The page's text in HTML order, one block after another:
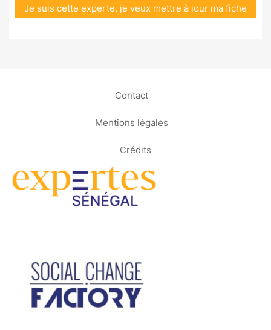
Je suis cette experte, je veux mettre à jour ma fiche
Contact
Mentions légales
Crédits